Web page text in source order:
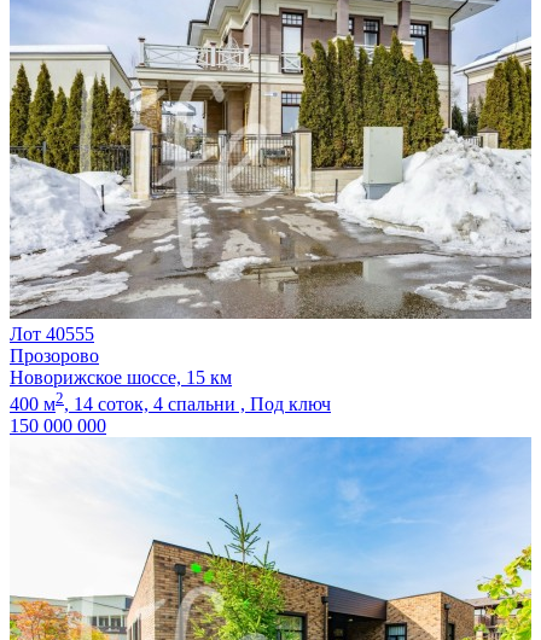
Лот 40555
Прозорово
Новорижское шоссе, 15 км
400 м2, 14 соток, 4 спальни , Под ключ
150 000 000